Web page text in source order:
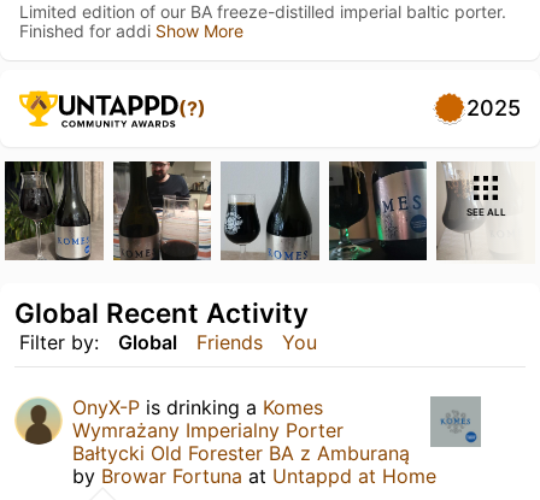
Limited edition of our BA freeze-distilled imperial baltic porter.
Finished for addi Show More
(?) 2025
SEE ALL
Filter by: Global Friends You
Global Recent Activity
OnyX-P is drinking a Komes
Wymrażany Imperialny Porter
Bałtycki Old Forester BA z Amburaną
by Browar Fortuna at Untappd at Home